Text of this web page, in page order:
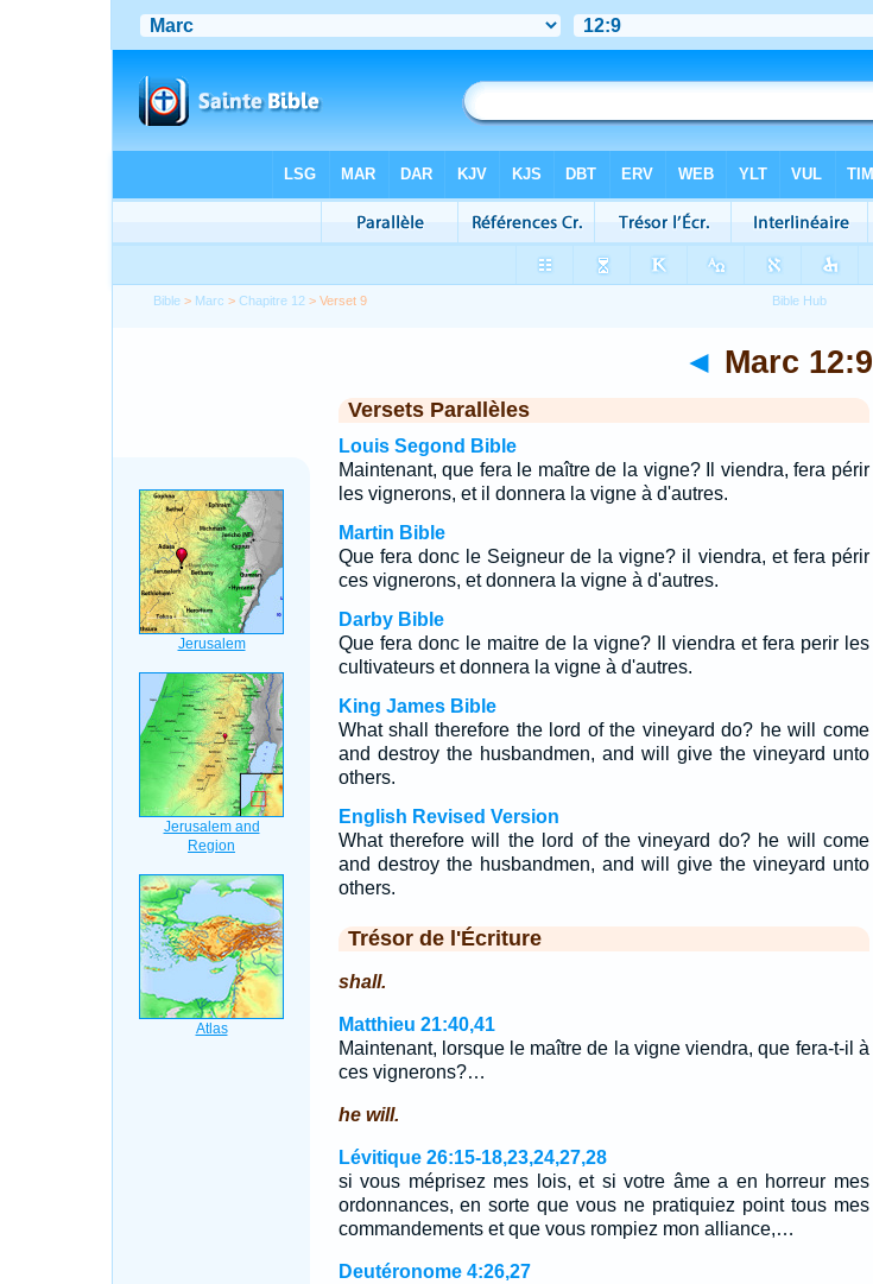
Bible > Marc >Chapitre 12 > Verset 9
◄ Marc 12:9
Versets Parallèles
Louis Segond Bible
Maintenant, que fera le maître de la vigne? Il viendra, fera périr
les vignerons, et il donnera la vigne à d'autres.
Martin Bible
Que fera donc le Seigneur de la vigne? il viendra, et fera périr
ces vignerons, et donnera la vigne à d'autres.
Darby Bible
Que fera donc le maitre de la vigne? Il viendra et fera perir les
cultivateurs et donnera la vigne à d'autres.
King James Bible
What shall therefore the lord of the vineyard do? he will come
and destroy the husbandmen, and will give the vineyard unto
others.
English Revised Version
What therefore will the lord of the vineyard do? he will come
and destroy the husbandmen, and will give the vineyard unto
others.
Trésor de l'Écriture
shall.
Matthieu 21:40,41
Maintenant, lorsque le maître de la vigne viendra, que fera-t-il à
ces vignerons?…
he will.
Lévitique 26:15-18,23,24,27,28
si vous méprisez mes lois, et si votre âme a en horreur mes
ordonnances, en sorte que vous ne pratiquiez point tous mes
commandements et que vous rompiez mon alliance,…
Deutéronome 4:26,27